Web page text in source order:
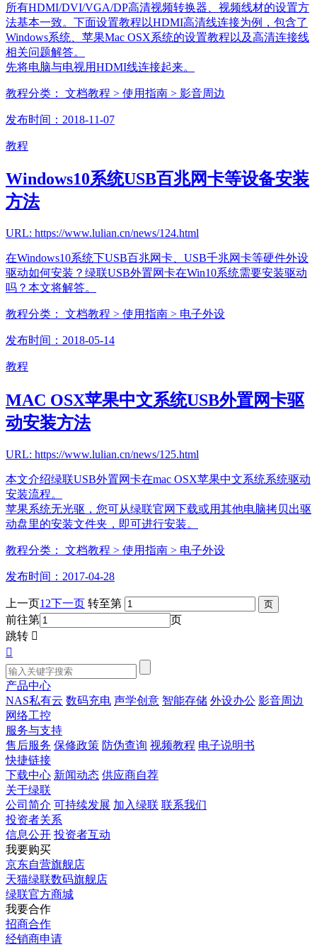
所有HDMI/DVI/VGA/DP高清视频转换器、视频线材的设置方
法基本一致。下面设置教程以HDMI高清线连接为例，包含了
Windows系统、苹果Mac OSX系统的设置教程以及高清连接线
相关问题解答。
先将电脑与电视用HDMI线连接起来。
教程分类： 文档教程 > 使用指南 > 影音周边
发布时间：2018-11-07
教程
Windows10系统USB百兆网卡等设备安装
方法
URL: https://www.lulian.cn/news/124.html
在Windows10系统下USB百兆网卡、USB千兆网卡等硬件外设
驱动如何安装？绿联USB外置网卡在Win10系统需要安装驱动
吗？本文将解答。
教程分类： 文档教程 > 使用指南 > 电子外设
发布时间：2018-05-14
教程
MAC OSX苹果中文系统USB外置网卡驱
动安装方法
URL: https://www.lulian.cn/news/125.html
本文介绍绿联USB外置网卡在mac OSX苹果中文系统系统驱动
安装流程。
苹果系统无光驱，您可从绿联官网下载或用其他电脑拷贝出驱
动盘里的安装文件夹，即可进行安装。
教程分类： 文档教程 > 使用指南 > 电子外设
发布时间：2017-04-28
上一页1 2下一页 转至第
前往第
页
跳转 

产品中心
NAS私有云 数码充电 声学创意 智能存储 外设办公 影音周边
网络工控
服务与支持
售后服务 保修政策 防伪查询 视频教程 电子说明书
快捷链接
下载中心 新闻动态 供应商自荐
关于绿联
公司简介 可持续发展 加入绿联 联系我们
投资者关系
信息公开 投资者互动
我要购买
京东自营旗舰店
天猫绿联数码旗舰店
绿联官方商城
我要合作
招商合作
经销商申请